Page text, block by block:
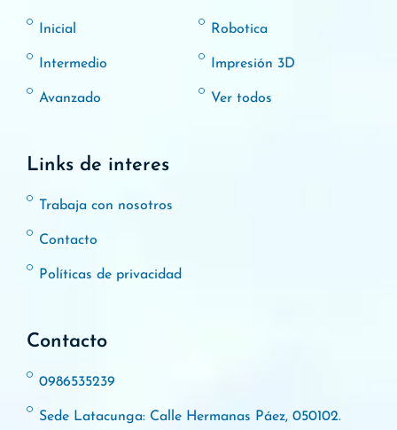
Inicial
Intermedio
Avanzado
Robotica
Impresión 3D
Ver todos
Links de interes
Trabaja con nosotros
Contacto
Políticas de privacidad
Contacto
0986535239
Sede Latacunga: Calle Hermanas Páez, 050102.